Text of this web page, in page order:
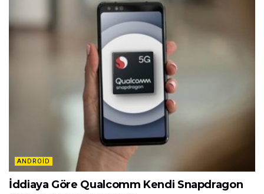
ANDROID
İddiaya Göre Qualcomm Kendi Snapdragon